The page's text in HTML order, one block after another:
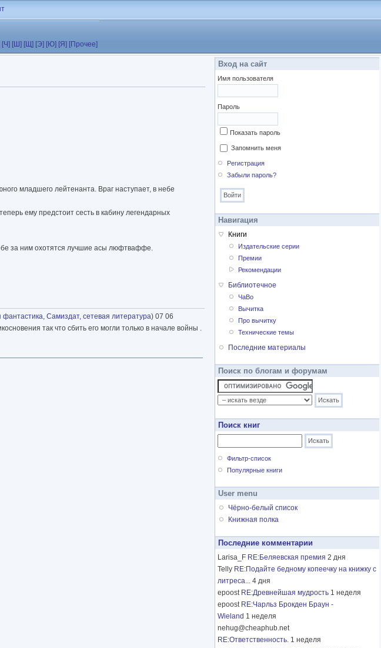
[Ч] [Ш] [Щ] [Э] [Ю] [Я] [Прочее]
младшего лейтенанта. Враг наступает, в небе
ему предстоит сесть в кабину легендарных
за ним охотятся лучшие асы люфтваффе.
фантастика, Самиздат, сетевая литература) 07 06
так что сбить его могли только в начале войны .
Вход на сайт
Имя пользователя
Пароль
Показать пароль
Запомнить меня
Регистрация
Забыли пароль?
Навигация
Книги
Издательские серии
Премии
Рекомендации
Библиотечное
ЧаВо
Вычитка
Про вычитку
Технические темы
Последние материалы
Поиск по блогам и форумам
Поиск книг
Фильтр-список
Популярные книги
User menu
Чёрно-белый список
Книжная полка
Последние комментарии
Larisa_F RE:Беляевская премия 2 дня
Telly RE:Подайте бедному копеечку на книжку с
литреса... 4 дня
epoost RE:Древнейшая мудрость 1 неделя
epoost RE:Чарльз Брокден Браун -
Wieland 1 неделя
nehug@cheaphub.net
RE:Ответственность. 1 неделя